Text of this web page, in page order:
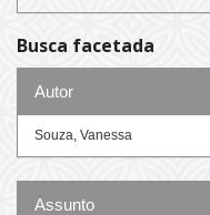
Busca facetada
Autor
Souza, Vanessa
Assunto